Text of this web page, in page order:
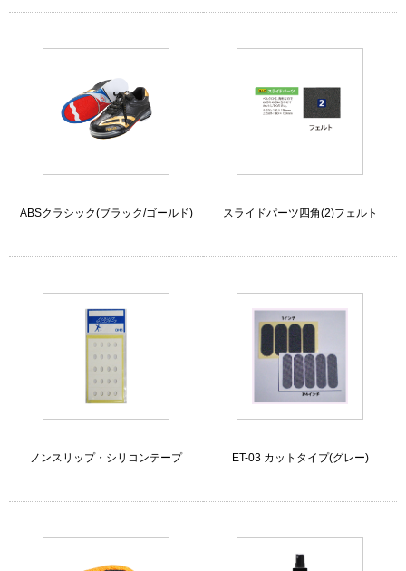
ABSクラシック(ブラック/ゴールド) スライドパーツ四角(2)フェルト
ノンスリップ・シリコンテープ ET-03 カットタイプ(グレー)